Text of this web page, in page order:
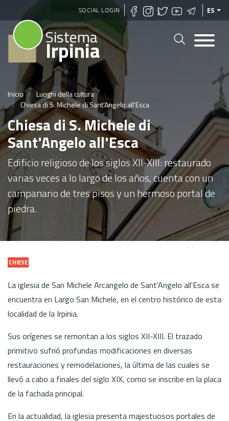
Pasar
contenido
principal
SOCIAL LOGIN ES
Sistema
Irpinia
Inicio
Luoghi della cultura
Chiesa di S. Michele di Sant'Angelo all'Esca
Chiesa di S. Michele di
Sant'Angelo all'Esca
Edificio religioso de los siglos XII-XIII: restaurado
varias veces a lo largo de los años, cuenta con un
campanario de tres pisos y un hermoso portal de
piedra.
CHIESE
La iglesia de San Michele Arcangelo de Sant'Angelo all'Esca se
encuentra en Largo San Michele, en el centro histórico de esta
localidad de la Irpinia.
Sus orígenes se remontan a los siglos XII-XIII. El trazado
primitivo sufrió profundas modificaciones en diversas
restauraciones y remodelaciones, la última de las cuales se
llevó a cabo a finales del siglo XIX, como se inscribe en la placa
de la fachada principal.
En la actualidad, la iglesia presenta majestuosos portales de